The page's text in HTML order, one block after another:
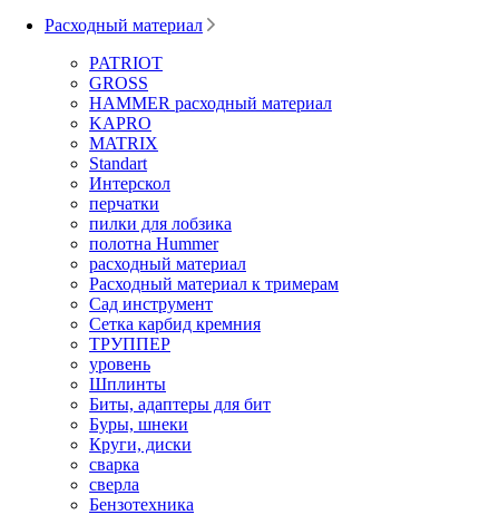
Расходный материал
PATRIOT
GROSS
HAMMER расходный материал
KAPRO
MATRIX
Standart
Интерскол
перчатки
пилки для лобзика
полотна Hummer
расходный материал
Расходный материал к тримерам
Сад инструмент
Сетка карбид кремния
ТРУППЕР
уровень
Шплинты
Биты, адаптеры для бит
Буры, шнеки
Круги, диски
сварка
сверла
Бензотехника